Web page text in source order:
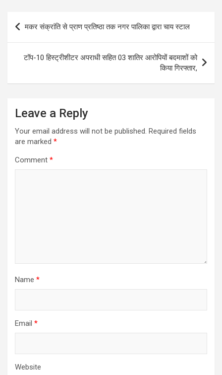
Post
navigation
मकर संक्रांति से प्राण प्रतिष्ठा तक नगर पालिका द्वारा चाय स्टाल
टॉप-10 हिस्ट्रीशीटर अपराधी सहित 03 शातिर आरोपियों बदमाशों को
किया गिरफ्तार,
Leave a Reply
Your email address will not be published. Required fields
are marked *
Comment *
Name *
Email *
Website